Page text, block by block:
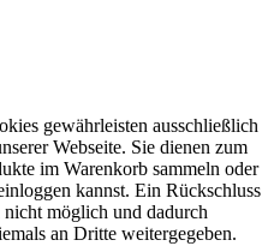
gewährleisten ausschließlich
Webseite. Sie dienen zum
im Warenkorb sammeln oder
kannst. Ein Rückschluss
möglich und dadurch
an Dritte weitergegeben.